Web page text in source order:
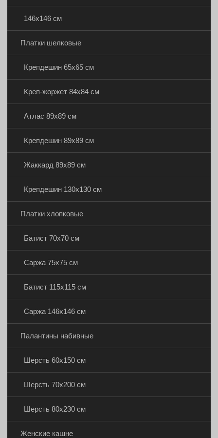
146х146 см
Платки шелковые
Крепдешин 65х65 см
Креп-жоржет 84х84 см
Атлас 89х89 см
Крепдешин 89х89 см
Жаккард 89х89 см
Крепдешин 130х130 см
Платки хлопковые
Батист 70х70 см
Саржа 75х75 см
Батист 115х115 см
Саржа 146х146 см
Палантины набивные
Шерсть 60х150 см
Шерсть 70х200 см
Шерсть 80х230 см
Женские кашне